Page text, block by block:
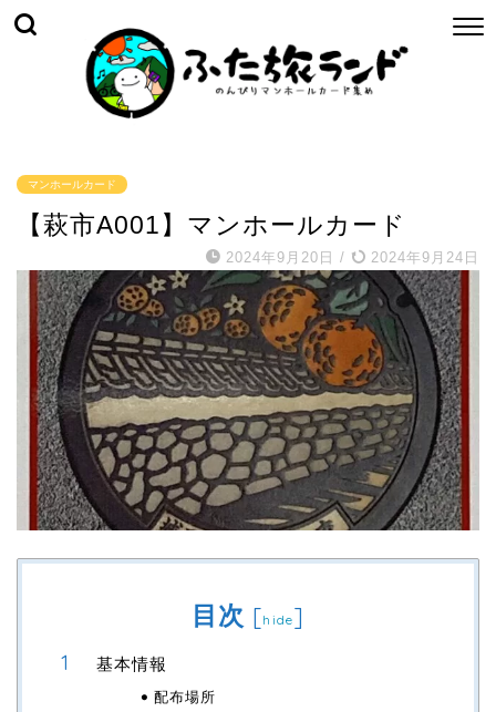
マンホールカード
【萩市A001】マンホールカード
2024年9月20日 / 2024年9月24日
目次 [hide]
基本情報
配布場所